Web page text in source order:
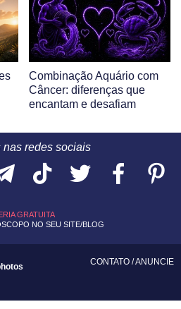
Combinação Aquário com
Câncer: diferenças que
encantam e desafiam
nas redes sociais
GRATUITA
NO SEU SITE/BLOG
CONTATO /ANUNCIE